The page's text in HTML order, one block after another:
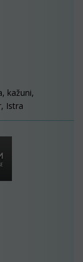
kažuni,
Istra